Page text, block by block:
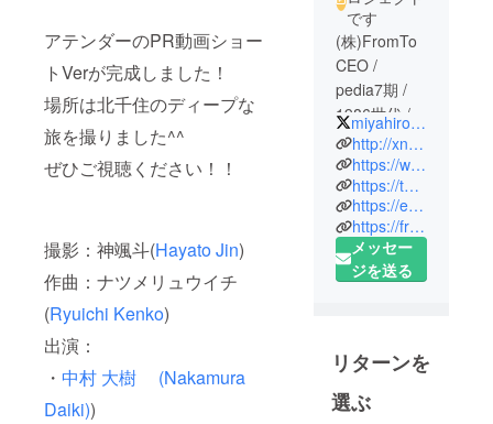
アテンダーのPR動画ショー
トVerが完成しました！
場所は北千住のディープな
旅を撮りました^^
ぜひご視聴ください！！
撮影：神颯斗(Hayato Jin)
作曲：ナツメリュウイチ
(Ryuichi Kenko)
出演：
・ 中村 大樹 (Nakamura
Daiki))
です
(株)FromTo
CEO /
pedia7期 /
1986世代 /
沖縄で残業
300時間を超
える社畜SE
🐷→フリー
SE→キャリ
アコンサル
→FromTo設
「E2C」運
営。 地域盛
り上げ隊・
miyahiro_fromto
http://xn--se-ij7e50l.jp/
https://www.facebook.com/hiroshi.miyagi.96
https://twitter.com/2nd_carrier
https://engineer-2nd-carrier.com/
https://from-to.biz/
メッセー
ジを送る
リターンを
選ぶ